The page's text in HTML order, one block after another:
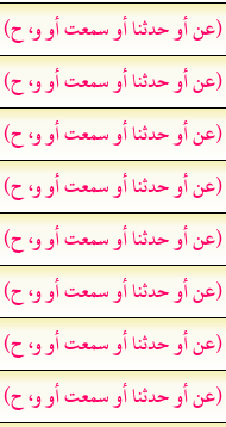
(عن أو حدثنا أو سمعت أو و، ح)
(عن أو حدثنا أو سمعت أو و، ح)
(عن أو حدثنا أو سمعت أو و، ح)
(عن أو حدثنا أو سمعت أو و، ح)
(عن أو حدثنا أو سمعت أو و، ح)
(عن أو حدثنا أو سمعت أو و، ح)
(عن أو حدثنا أو سمعت أو و، ح)
(عن أو حدثنا أو سمعت أو و، ح)